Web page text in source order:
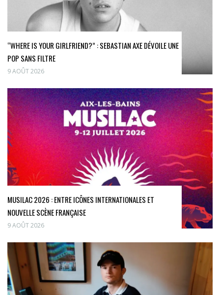
“WHERE IS YOUR GIRLFRIEND?” : SEBASTIAN AXE DÉVOILE UNE
POP SANS FILTRE
9 AOÛT 2026
MUSILAC 2026 : ENTRE ICÔNES INTERNATIONALES ET
NOUVELLE SCÈNE FRANÇAISE
9 AOÛT 2026